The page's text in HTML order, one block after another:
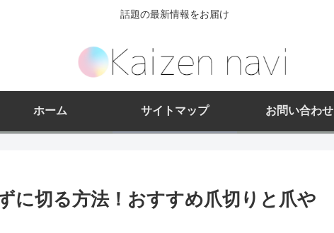
話題の最新情報をお届け
ホーム サイトマップ お問い合わせ
に切る方法！おすすめ爪切りと爪や